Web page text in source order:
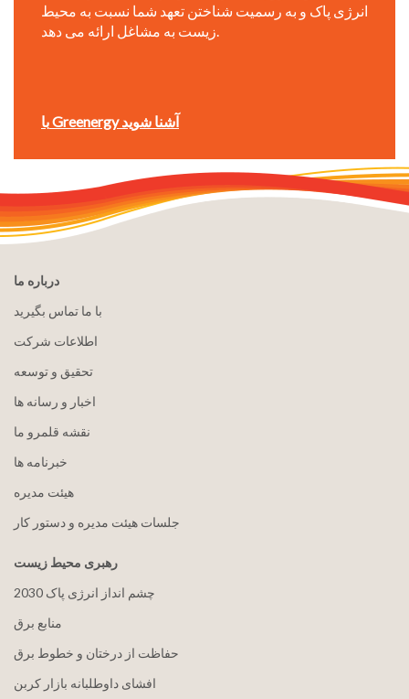
انرژی پاک و به رسمیت شناختن تعهد شما نسبت به محیط
با Greenergy آشنا شوید
درباره ما
با ما تماس بگیرید
اطلاعات شرکت
تحقیق و توسعه
اخبار و رسانه ها
نقشه قلمرو ما
خبرنامه ها
هيئت مدیره
جلسات هیئت مدیره و دستور کار
رهبری محیط زیست
2030 چشم انداز انرژی پاک
منابع برق
حفاظت از درختان و خطوط برق
افشای داوطلبانه بازار کربن